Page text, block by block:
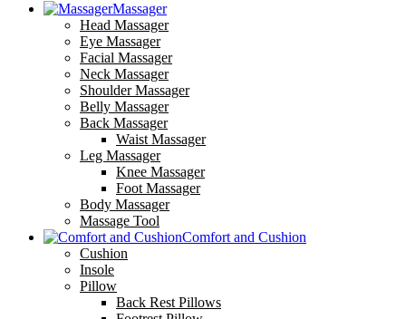
Massager
Head Massager
Eye Massager
Facial Massager
Neck Massager
Shoulder Massager
Belly Massager
Back Massager
Waist Massager
Leg Massager
Knee Massager
Foot Massager
Body Massager
Massage Tool
Comfort and Cushion
Cushion
Insole
Pillow
Back Rest Pillows